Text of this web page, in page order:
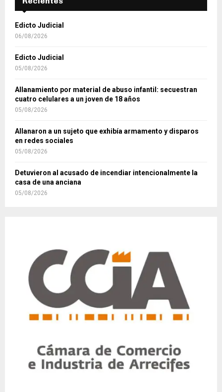
Edicto Judicial
06/08/2026
Edicto Judicial
05/08/2026
Allanamiento por material de abuso infantil: secuestran
cuatro celulares a un joven de 18 años
05/08/2026
Allanaron a un sujeto que exhibía armamento y disparos
en redes sociales
05/08/2026
Detuvieron al acusado de incendiar intencionalmente la
casa de una anciana
05/08/2026